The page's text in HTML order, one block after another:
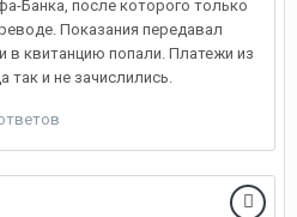
Банка, после которого только
Показания передавал
в квитанцию попали. Платежи из
так и не зачислились.